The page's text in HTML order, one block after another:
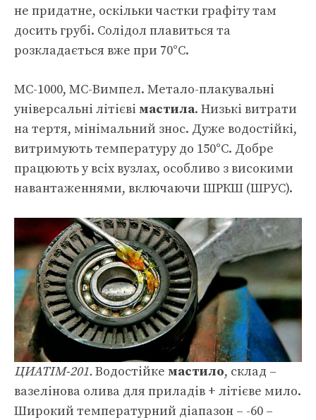
не придатне, оскільки частки графіту там
досить грубі. Солідол плавиться та
розкладається вже при 70°С.
МС-1000, МС-Вимпел. Метало-плакувальні
універсальні літієві мастила. Низькі витрати
на тертя, мінімальний знос. Дуже водостійкі,
витримують температуру до 150°С. Добре
працюють у всіх вузлах, особливо з високими
навантаженнями, включаючи ШРКШ (ШРУС).
ЦИАТІМ-201.Водостійке мастило, склад –
вазелінова олива для приладів + літієве мило.
Широкий температурний діапазон – -60 –